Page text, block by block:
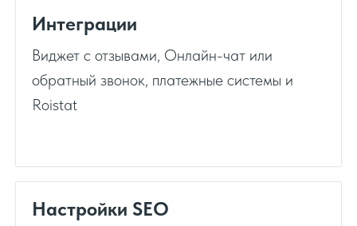
Интеграции
Виджет с отзывами, Онлайн-чат или
обратный звонок, платежные системы и
Roistat
Настройки SEO